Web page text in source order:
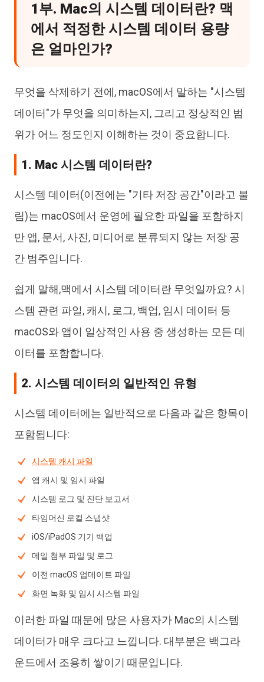
1부. Mac의 시스템 데이터란? 맥
에서 적정한 시스템 데이터 용량
은 얼마인가?
무엇을 삭제하기 전에, macOS에서 말하는 "시스템
데이터"가 무엇을 의미하는지, 그리고 정상적인 범
위가 어느 정도인지 이해하는 것이 중요합니다.
1. Mac 시스템 데이터란?
시스템 데이터(이전에는 "기타 저장 공간"이라고 불
림)는 macOS에서 운영에 필요한 파일을 포함하지
만 앱, 문서, 사진, 미디어로 분류되지 않는 저장 공
간 범주입니다.
쉽게 말해,맥에서 시스템 데이터란 무엇일까요? 시
스템 관련 파일, 캐시, 로그, 백업, 임시 데이터 등
macOS와 앱이 일상적인 사용 중 생성하는 모든 데
이터를 포함합니다.
2. 시스템 데이터의 일반적인 유형
시스템 데이터에는 일반적으로 다음과 같은 항목이
포함됩니다:
시스템 캐시 파일
앱 캐시 및 임시 파일
시스템 로그 및 진단 보고서
타임머신 로컬 스냅샷
iOS/iPadOS 기기 백업
메일 첨부 파일 및 로그
이전 macOS 업데이트 파일
화면 녹화 및 임시 시스템 파일
이러한 파일 때문에 많은 사용자가 Mac의 시스템
데이터가 매우 크다고 느낍니다. 대부분은 백그라
운드에서 조용히 쌓이기 때문입니다.